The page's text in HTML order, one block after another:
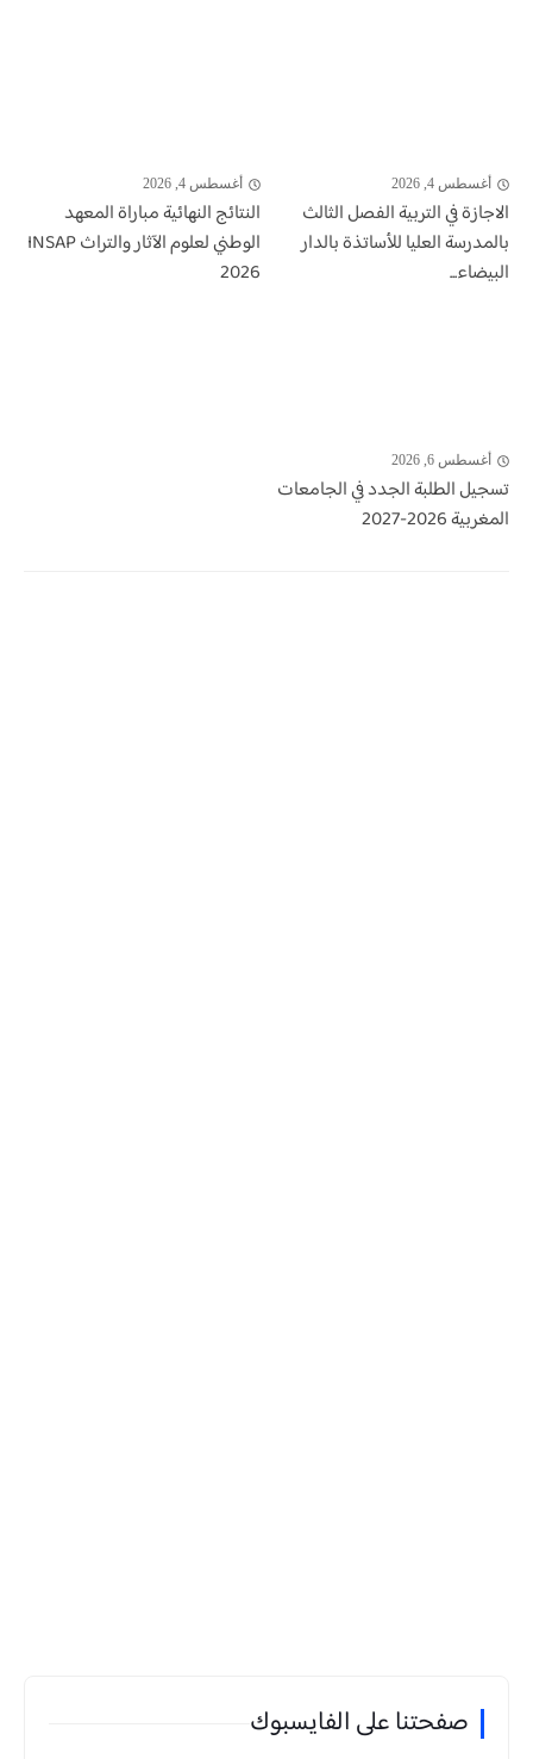
أغسطس 4, 2026
الاجازة في التربية الفصل الثالث
بالمدرسة العليا للأساتذة بالدار
البيضاء...
أغسطس 4, 2026
النتائج النهائية مباراة المعهد
الوطني لعلوم الآثار والتراث INSAP
2026
أغسطس 6, 2026
تسجيل الطلبة الجدد في الجامعات
المغربية 2026-2027
صفحتنا على الفايسبوك